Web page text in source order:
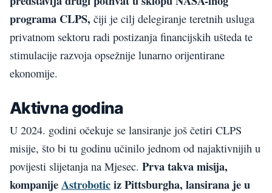
programa CLPS, čiji je cilj delegiranje teretnih usluga
privatnom sektoru radi postizanja financijskih ušteda te
stimulacije razvoja opsežnije lunarno orijentirane
ekonomije.
Aktivna godina
U 2024. godini očekuje se lansiranje još četiri CLPS
misije, što bi tu godinu učinilo jednom od najaktivnijih u
povijesti slijetanja na Mjesec. Prva takva misija,
kompanijeAstroboticiz Pittsburgha, lansirana je u